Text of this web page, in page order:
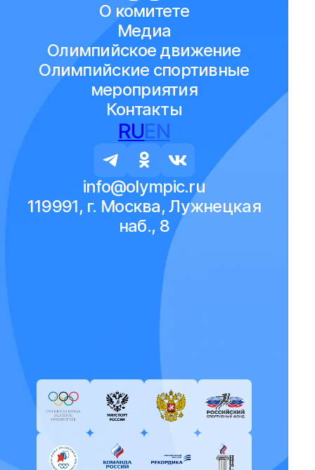
О комитете
Медиа
Олимпийское движение
Олимпийские спортивные
мероприятия
Контакты
RUEN
info@olympic.ru
119991, г. Москва, Лужнецкая
наб., 8